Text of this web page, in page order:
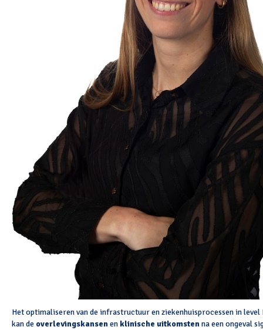
Het optimaliseren van de infrastructuur en ziekenhuisprocessen in
kan de overlevingskansenen klinische uitkomstenna een ongeval